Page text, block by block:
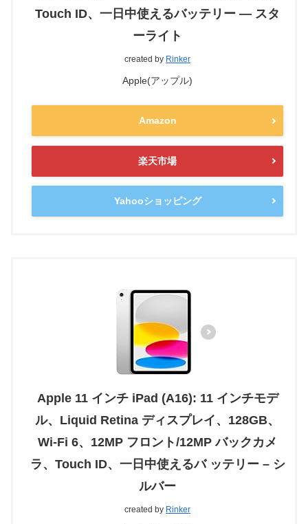
Touch ID、一日中使えるバッテリー — スタ
ーライト
created by Rinker
Apple(アップル)
Amazon
楽天市場
Yahooショッピング
Apple 11 インチ iPad (A16): 11 インチモデ
ル、Liquid Retina ディスプレイ、128GB、
Wi-Fi 6、12MP フロント/12MP バックカメ
ラ、Touch ID、一日中使えるバ ッテリー – シ
ルバー
created by Rinker